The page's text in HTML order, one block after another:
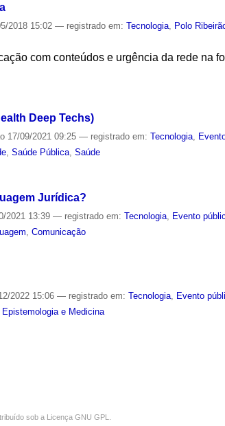
2018 15:02— registrado em:Tecnologia Polo
com conteúdos e urgência da rede na
Deep Techs)
17/09/2021 09:25— registrado em:Tecnologia,
,Saúde Pública,Saúde
Jurídica?
2021 13:39— registrado em:Tecnologia Evento
,Comunicação
2022 15:06— registrado em:Tecnologia Evento
e Medicina
sob a Licença GNU GPL